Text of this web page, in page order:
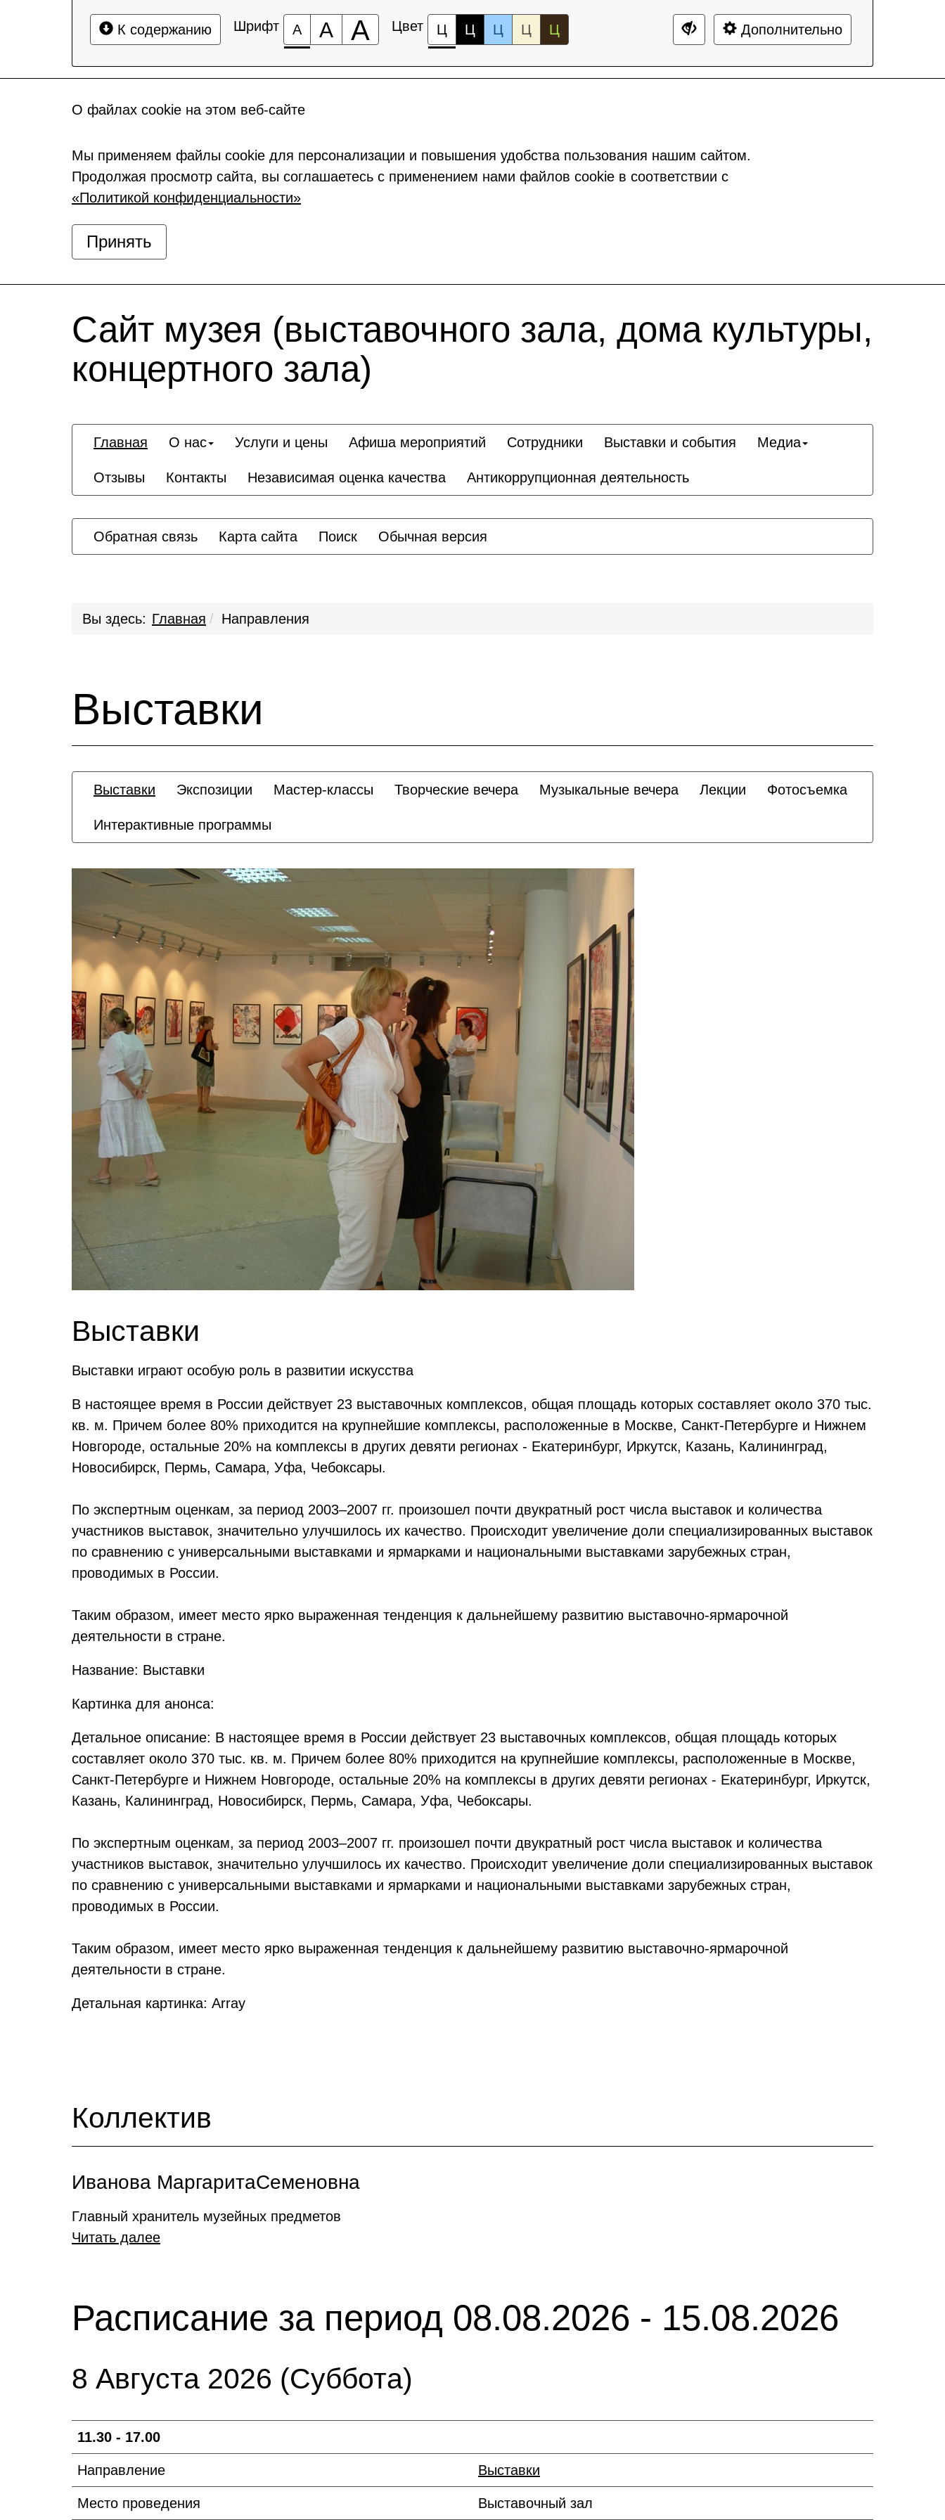
К содержанию Шрифт А А А Цвет Ц Ц Ц Ц Ц Дополнительно
О файлах cookie на этом веб-сайте
Мы применяем файлы cookie для персонализации и повышения удобства пользования нашим сайтом.
Продолжая просмотр сайта, вы соглашаетесь с применением нами файлов cookie в соответствии с
«Политикой конфиденциальности»
Принять
Сайт музея (выставочного зала, дома культуры,
концертного зала)
Главная О нас Услуги и цены Афиша мероприятий Сотрудники Выставки и события Медиа
Отзывы Контакты Независимая оценка качества Антикоррупционная деятельность
Обратная связь Карта сайта Поиск Обычная версия
Вы здесь: Главная Направления
Выставки
Выставки Экспозиции Мастер-классы Творческие вечера Музыкальные вечера Лекции Фотосъемка
Интерактивные программы
Выставки
Выставки играют особую роль в развитии искусства
В настоящее время в России действует 23 выставочных комплексов, общая площадь которых составляет около 370 тыс.
кв. м. Причем более 80% приходится на крупнейшие комплексы, расположенные в Москве, Санкт-Петербурге и Нижнем
Новгороде, остальные 20% на комплексы в других девяти регионах - Екатеринбург, Иркутск, Казань, Калининград,
Новосибирск, Пермь, Самара, Уфа, Чебоксары.
По экспертным оценкам, за период 2003–2007 гг. произошел почти двукратный рост числа выставок и количества
участников выставок, значительно улучшилось их качество. Происходит увеличение доли специализированных выставок
по сравнению с универсальными выставками и ярмарками и национальными выставками зарубежных стран,
проводимых в России.
Таким образом, имеет место ярко выраженная тенденция к дальнейшему развитию выставочно-ярмарочной
деятельности в стране.
Название: Выставки
Картинка для анонса:
Детальное описание: В настоящее время в России действует 23 выставочных комплексов, общая площадь которых
составляет около 370 тыс. кв. м. Причем более 80% приходится на крупнейшие комплексы, расположенные в Москве,
Санкт-Петербурге и Нижнем Новгороде, остальные 20% на комплексы в других девяти регионах - Екатеринбург, Иркутск,
Казань, Калининград, Новосибирск, Пермь, Самара, Уфа, Чебоксары.
По экспертным оценкам, за период 2003–2007 гг. произошел почти двукратный рост числа выставок и количества
участников выставок, значительно улучшилось их качество. Происходит увеличение доли специализированных выставок
по сравнению с универсальными выставками и ярмарками и национальными выставками зарубежных стран,
проводимых в России.
Таким образом, имеет место ярко выраженная тенденция к дальнейшему развитию выставочно-ярмарочной
деятельности в стране.
Детальная картинка: Array
Коллектив
Иванова МаргаритаСеменовна
Главный хранитель музейных предметов
Читать далее
Расписание за период 08.08.2026 - 15.08.2026
8 Августа 2026 (Суббота)
11.30 - 17.00
Направление Выставки
Место проведения Выставочный зал